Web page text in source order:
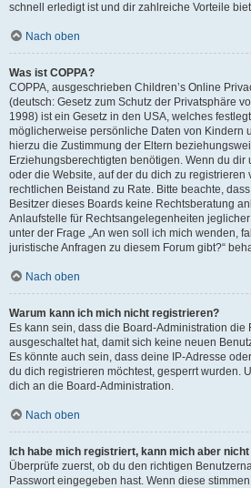
schnell erledigt ist und dir zahlreiche Vorteile
Nach oben
Was ist COPPA?
COPPA, ausgeschrieben Children’s Online
(deutsch: Gesetz zum Schutz der Privatsphäre
1998) ist ein Gesetz in den USA, welches
möglicherweise persönliche Daten von Kindern
hierzu die Zustimmung der Eltern
Erziehungsberechtigten benötigen. Wenn du dir
oder die Website, auf der du dich zu registrieren
rechtlichen Beistand zu Rate. Bitte beachte,
Besitzer dieses Boards keine Rechtsberatung
Anlaufstelle für Rechtsangelegenheiten
unter der Frage „An wen soll ich mich wenden,
juristische Anfragen zu diesem Forum gibt?“
Nach oben
Warum kann ich mich nicht registrieren?
Es kann sein, dass die Board-Administration die
ausgeschaltet hat, damit sich keine neuen
Es könnte auch sein, dass deine IP-Adresse
du dich registrieren möchtest, gesperrt wurden.
dich an die Board-Administration.
Nach oben
Ich habe mich registriert, kann mich aber
Überprüfe zuerst, ob du den richtigen
Passwort eingegeben hast. Wenn diese